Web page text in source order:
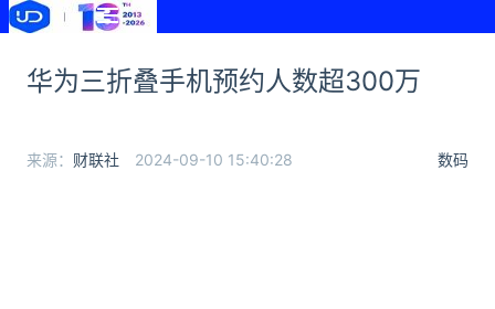
华为三折叠手机预约人数超300万
数码
来源： 财联社 2024-09-10 15:40:28